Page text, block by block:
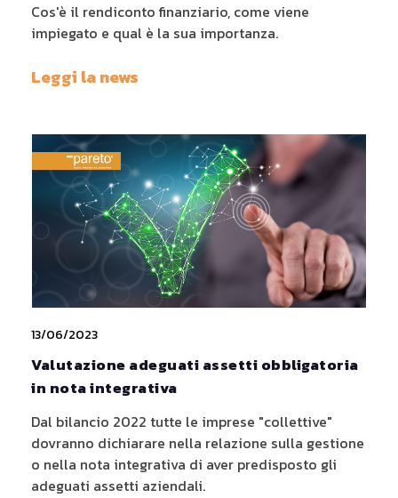
Cos'è il rendiconto finanziario, come viene
impiegato e qual è la sua importanza.
Leggi la news
13/06/2023
Valutazione adeguati assetti obbligatoria
in nota integrativa
Dal bilancio 2022 tutte le imprese "collettive"
dovranno dichiarare nella relazione sulla gestione
o nella nota integrativa di aver predisposto gli
adeguati assetti aziendali.